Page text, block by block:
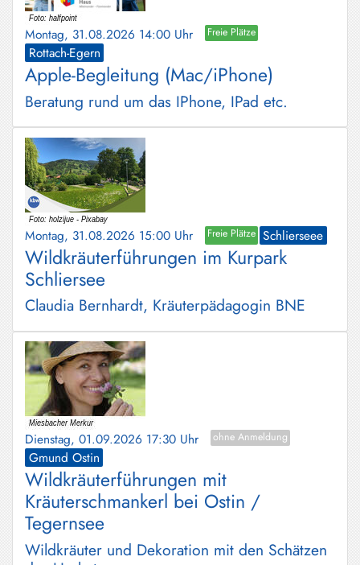
Montag, 31.08.2026 14:00 Uhr Freie Plätze
Rottach-Egern
Apple-Begleitung (Mac/iPhone)
Beratung rund um das IPhone, IPad etc.
Montag, 31.08.2026 15:00 Uhr Freie Plätze Schlierseee
Wildkräuterführungen im Kurpark
Schliersee
Claudia Bernhardt, Kräuterpädagogin BNE
Dienstag, 01.09.2026 17:30 Uhr ohne Anmeldung
Gmund Ostin
Wildkräuterführungen mit
Kräuterschmankerl bei Ostin /
Tegernsee
Wildkräuter und Dekoration mit den Schätzen